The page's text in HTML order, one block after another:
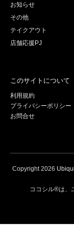
お知らせ
その他
テイクアウト
店舗応援PJ
このサイトについて
利用規約
プライバシーポリシー
お問合せ
Copyright2026
ココシル®は、